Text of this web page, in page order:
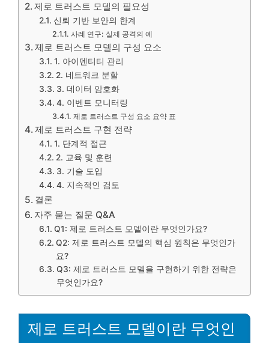
제로 트러스트 모델의 필요성
신뢰 기반 보안의 한계
사례 연구: 실제 공격의 예
제로 트러스트 모델의 구성 요소
1. 아이덴티티 관리
2. 네트워크 분할
3. 데이터 암호화
4. 이벤트 모니터링
제로 트러스트 구성 요소 요약 표
제로 트러스트 구현 전략
1. 단계적 접근
2. 교육 및 훈련
3. 기술 도입
4. 지속적인 검토
결론
자주 묻는 질문 Q&A
Q1: 제로 트러스트 모델이란 무엇인가요?
Q2: 제로 트러스트 모델의 핵심 원칙은 무엇인가
요?
Q3: 제로 트러스트 모델을 구현하기 위한 전략은
무엇인가요?
제로 트러스트 모델이란 무엇인